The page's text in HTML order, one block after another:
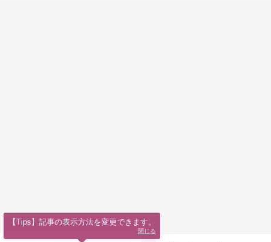
【Tips】記事の表示方法を変更できます。
閉じる